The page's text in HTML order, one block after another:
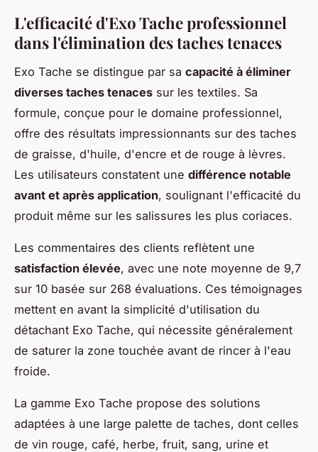
L'efficacité d'Exo Tache professionnel
dans l'élimination des taches tenaces
Exo Tache se distingue par sa capacité à éliminer
diverses taches tenaces sur les textiles. Sa
formule, conçue pour le domaine professionnel,
offre des résultats impressionnants sur des taches
de graisse, d'huile, d'encre et de rouge à lèvres.
Les utilisateurs constatent une différence notable
avant et après application, soulignant l'efficacité du
produit même sur les salissures les plus coriaces.
Les commentaires des clients reflètent une
satisfaction élevée, avec une note moyenne de 9,7
sur 10 basée sur 268 évaluations. Ces témoignages
mettent en avant la simplicité d'utilisation du
détachant Exo Tache, qui nécessite généralement
de saturer la zone touchée avant de rincer à l'eau
froide.
La gamme Exo Tache propose des solutions
adaptées à une large palette de taches, dont celles
de vin rouge, café, herbe, fruit, sang, urine et